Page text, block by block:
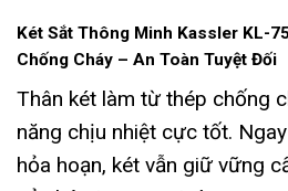
Két Sắt Thông Minh Kassler KL-
Chống Cháy – An Toàn Tuyệt Đối
Thân két làm từ thép chống
năng chịu nhiệt cực tốt.
hỏa hoạn, két vẫn giữ vững